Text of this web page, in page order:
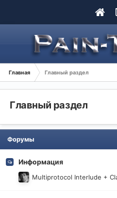
Главная Главный раздел
Главный раздел
Форумы
Информация
Multiprotocol Interlude +